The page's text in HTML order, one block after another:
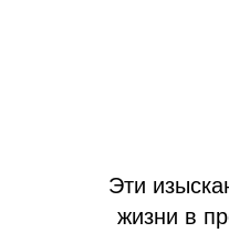
Эти
жизни в